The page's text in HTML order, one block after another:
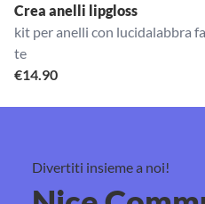
Crea anelli lipgloss
kit per anelli con lucidalabbra
te
€14.90
Divertiti insieme a noi!